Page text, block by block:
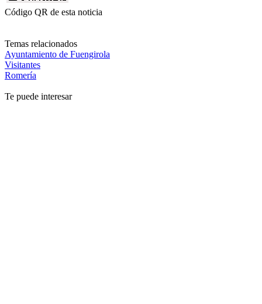
Código QR de esta noticia
Temas relacionados
Ayuntamiento de Fuengirola
Visitantes
Romería
Te puede interesar